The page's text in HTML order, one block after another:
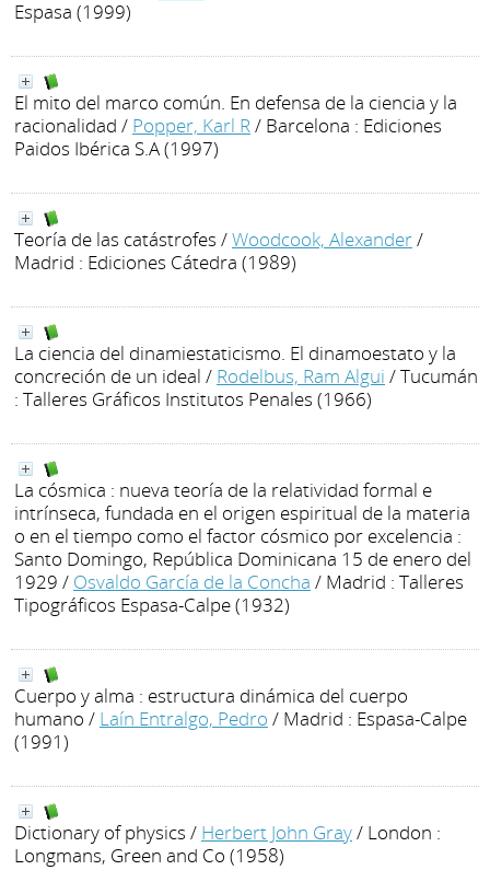
Espasa (1999)
El mito del marco común. En defensa de la ciencia y la
racionalidad / Popper, Karl R/ Barcelona : Ediciones
Paidos Ibérica S.A (1997)
Teoría de las catástrofes /Woodcook, Alexander/
Madrid : Ediciones Cátedra (1989)
La ciencia del dinamiestaticismo. El dinamoestato y la
concreción de un ideal / Rodelbus, Ram Algui / Tucumán
: Talleres Gráficos Institutos Penales (1966)
La cósmica : nueva teoría de la relatividad formal e
intrínseca, fundada en el origen espiritual de la materia
o en el tiempo como el factor cósmico por excelencia :
Santo Domingo, República Dominicana 15 de enero del
1929 / Osvaldo García de la Concha / Madrid : Talleres
Tipográficos Espasa-Calpe (1932)
Cuerpo y alma : estructura dinámica del cuerpo
humano / Laín Entralgo, Pedro / Madrid : Espasa-Calpe
(1991)
Dictionary of physics / Herbert John Gray/ London :
Longmans, Green and Co (1958)